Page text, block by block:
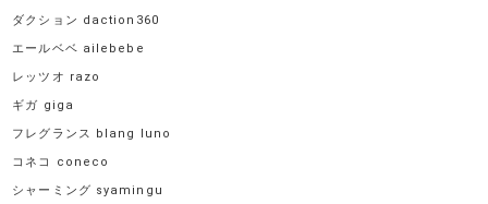
ダクション daction360
エールベベ ailebebe
レッツオ razo
ギガ giga
フレグランス blang luno
コネコ coneco
シャーミング syamingu